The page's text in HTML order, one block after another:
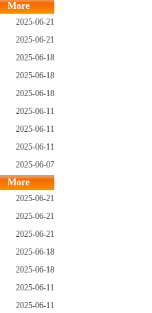
More
2025-06-21
2025-06-21
2025-06-18
2025-06-18
2025-06-18
2025-06-11
2025-06-11
2025-06-11
2025-06-07
More
2025-06-21
2025-06-21
2025-06-21
2025-06-18
2025-06-18
2025-06-11
2025-06-11